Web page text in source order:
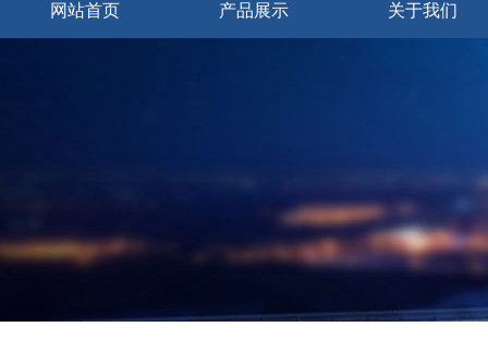
网站首页 产品展示 关于我们